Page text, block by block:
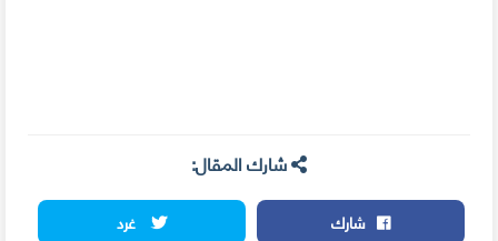
شارك المقال:
شارك
غرد